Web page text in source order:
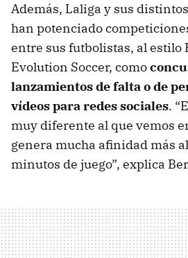
Además, Laliga y sus
han potenciado
entre sus futbolistas, al estilo
Evolution Soccer, como
lanzamientos de falta o de
vídeos para redes sociales.
muy diferente al que vemos
genera mucha afinidad más
minutos de juego”, explica